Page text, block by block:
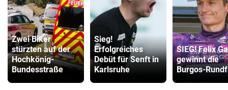
Zwei Biker
stürzten auf der
Hochkönig-
Bundesstraße
Sieg!
Erfolgreiches
Debüt für Senft in
Karlsruhe
SIEG! Felix
gewinnt die
Burgos-